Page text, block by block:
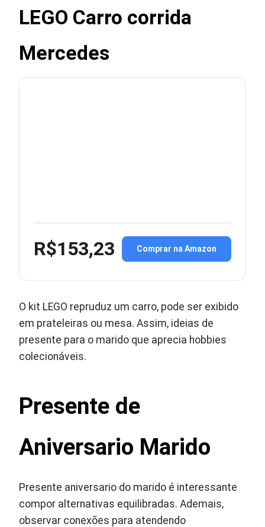
LEGO Carro corrida
Mercedes
R$153,23 Comprar na Amazon
O kit LEGO repruduz um carro, pode ser exibido
em prateleiras ou mesa. Assim, ideias de
presente para o marido que aprecia hobbies
colecionáveis.
Presente de
Aniversario Marido
Presente aniversario do marido é interessante
compor alternativas equilibradas. Ademais,
observar conexões para atendendo